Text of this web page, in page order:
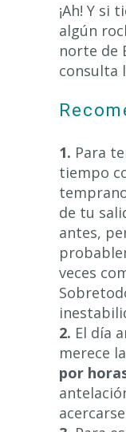
¡Ah! Y si
algún
norte de
consulta
1. Para
tiempo
de tu
antes,
veces
2. El día
merece
por